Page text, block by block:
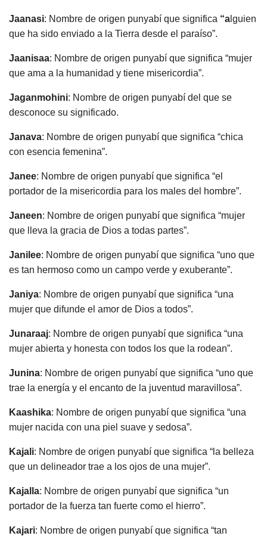
Jaanasi: Nombre de origen punyabí que significa “a lguien
que ha sido enviado a la Tierra desde el paraíso”.
Jaanisaa: Nombre de origen punyabí que significa “mujer
que ama a la humanidad y tiene misericordia”.
Jaganmohini: Nombre de origen punyabí del que se
desconoce su significado.
Janava: Nombre de origen punyabí que significa “chica
con esencia femenina”.
Janee: Nombre de origen punyabí que significa “el
portador de la misericordia para los males del hombre”.
Janeen: Nombre de origen punyabí que significa “mujer
que lleva la gracia de Dios a todas partes”.
Janilee: Nombre de origen punyabí que significa “uno que
es tan hermoso como un campo verde y exuberante”.
Janiya: Nombre de origen punyabí que significa “una
mujer que difunde el amor de Dios a todos”.
Junaraaj: Nombre de origen punyabí que significa “una
mujer abierta y honesta con todos los que la rodean”.
Junina: Nombre de origen punyabí que significa “uno que
trae la energía y el encanto de la juventud maravillosa”.
Kaashika: Nombre de origen punyabí que significa “una
mujer nacida con una piel suave y sedosa”.
Kajali: Nombre de origen punyabí que significa “la belleza
que un delineador trae a los ojos de una mujer”.
Kajalla: Nombre de origen punyabí que significa “un
portador de la fuerza tan fuerte como el hierro”.
Kajari: Nombre de origen punyabí que significa “tan